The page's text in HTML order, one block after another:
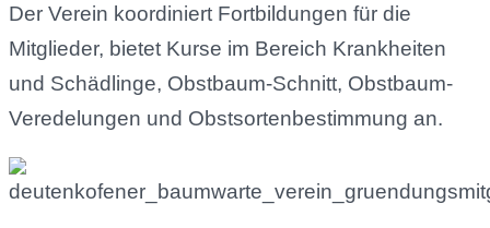
Der Verein koordiniert Fortbildungen für die
Mitglieder, bietet Kurse im Bereich Krankheiten
und Schädlinge, Obstbaum-Schnitt, Obstbaum-
Veredelungen und Obstsortenbestimmung an.